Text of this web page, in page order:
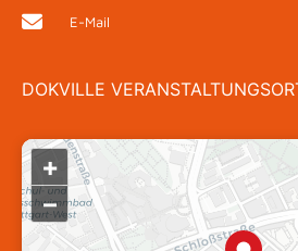
E-Mail
DOKVILLE
+
–